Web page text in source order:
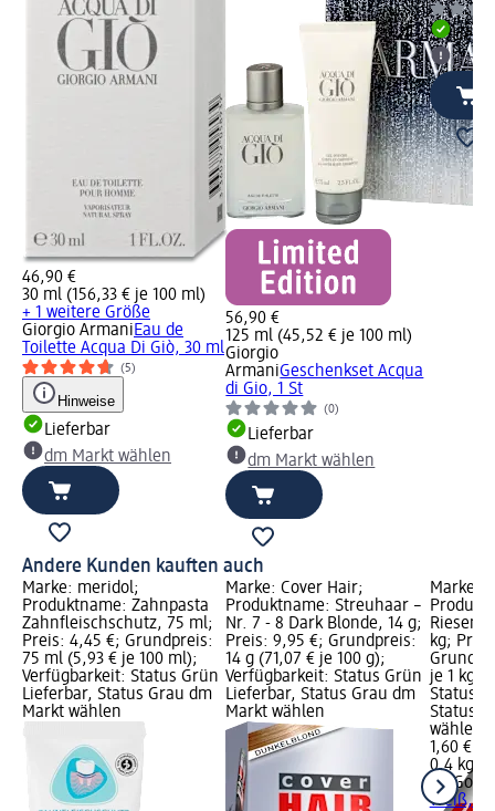
46,90 €
30 ml (156,33 € je 100 ml)
+ 1 weitere Größe
Giorgio ArmaniEau de
Toilette Acqua Di Giò, 30 ml
(5)
Hinweise
Lieferbar
dm Markt wählen
56,90 €
125 ml (45,52 € je 100 ml)
Giorgio
ArmaniGeschenkset Acqua
di Gio, 1 St
(0)
Lieferbar
dm Markt wählen
dm
Andere Kunden kauften auch
Marke: meridol;
Produktname: Zahnpasta
Zahnfleischschutz, 75 ml;
Preis: 4,45 €; Grundpreis:
75 ml (5,93 € je 100 ml);
Verfügbarkeit: Status Grün
Lieferbar, Status Grau dm
Markt wählen
Marke: Cover Hair;
Produktname: Streuhaar –
Nr. 7 - 8 Dark Blonde, 14 g;
Preis: 9,95 €; Grundpreis:
14 g (71,07 € je 100 g);
Verfügbarkeit: Status Grün
Lieferbar, Status Grau dm
Markt wählen
Marke:
kg;
je 1 kg);
Status
Status
wählen
1,60 €
0,4 kg
Weiß,